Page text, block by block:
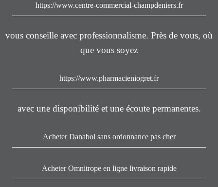
https://www.centre-commercial-champdeniers.fr
vous conseille avec professionnalisme. Près de vous, où
que vous soyez
https://www.pharmacieniogret.fr
avec une disponibilité et une écoute permanentes.
Acheter Danabol sans ordonnance pas cher
Acheter Omnitrope en ligne livraison rapide